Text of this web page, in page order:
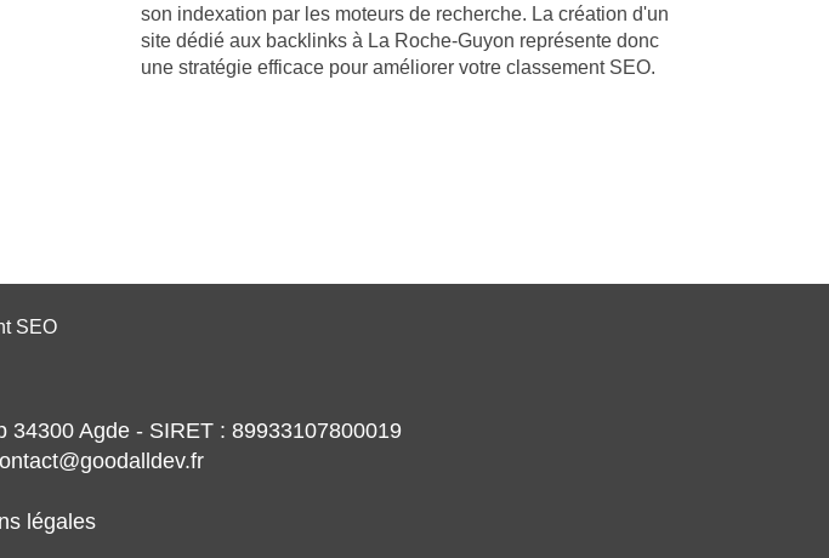
son indexation par les moteurs de recherche. La création d'un
site dédié aux backlinks à La Roche-Guyon représente donc
une stratégie efficace pour améliorer votre classement SEO.
SEO
Agde - SIRET : 89933107800019
légales